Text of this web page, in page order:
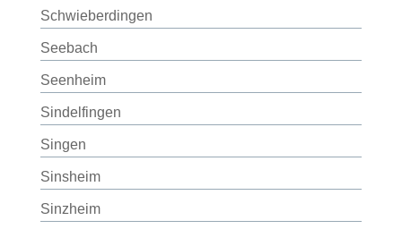
Schwieberdingen
Seebach
Seenheim
Sindelfingen
Singen
Sinsheim
Sinzheim